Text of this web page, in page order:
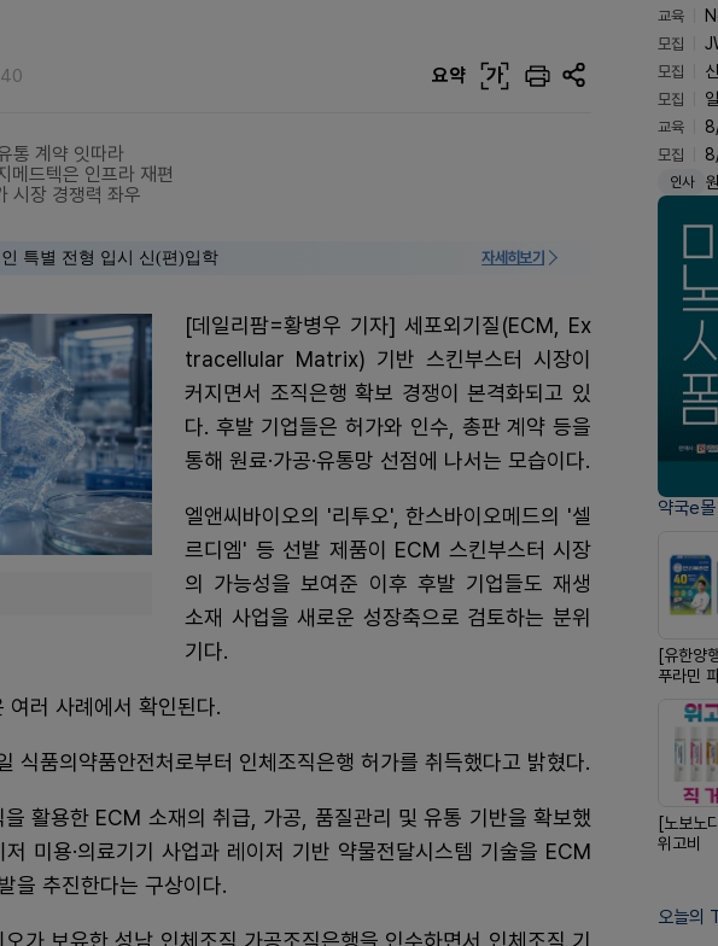
요약 가
통 계약 잇따라
메드텍은 인프라 재편
시장 경쟁력 좌우
특별 전형 입시 신(편)입학 자세히보기
[데일리팜=황병우 기자] 세포외기질(ECM, Ex
tracellular Matrix) 기반 스킨부스터 시장이
커지면서 조직은행 확보 경쟁이 본격화되고 있
다. 후발 기업들은 허가와 인수, 총판 계약 등을
통해 원료·가공·유통망 선점에 나서는 모습이다.
엘앤씨바이오의 '리투오', 한스바이오메드의 '셀
르디엠' 등 선발 제품이 ECM 스킨부스터 시장
의 가능성을 보여준 이후 후발 기업들도 재생
소재 사업을 새로운 성장축으로 검토하는 분위
기다.
러 사례에서 확인된다.
식품의약품안전처로부터 인체조직은행 허가를 취득했다고 밝혔다.
활용한 ECM 소재의 취급, 가공, 품질관리 및 유통 기반을 확보했
미용·의료기기 사업과 레이저 기반 약물전달시스템 기술을 ECM
을 추진한다는 구상이다.
가 보유한 성남 인체조직 가공조직은행을 인수하면서 인체조직 기
교육
모집
모집
모집
교육
모집
인사
약국e몰
[유한양
푸라민
[노보노
위고비
오늘의